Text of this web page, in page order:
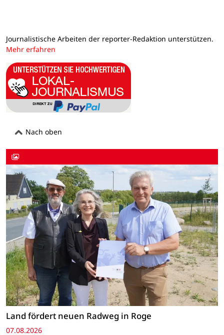
Journalistische Arbeiten der reporter-Redaktion unterstützen.
Mehr erfahren
Nach oben
Land fördert neuen Radweg in Roge
07.08.2026